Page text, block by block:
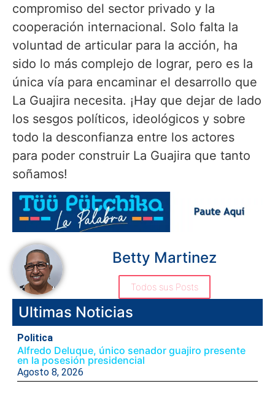
compromiso del sector privado y la
cooperación internacional. Solo falta la
voluntad de articular para la acción, ha
sido lo más complejo de lograr, pero es la
única vía para encaminar el desarrollo que
La Guajira necesita. ¡Hay que dejar de lado
los sesgos políticos, ideológicos y sobre
todo la desconfianza entre los actores
para poder construir La Guajira que tanto
soñamos!
Betty Martinez
Todos sus Posts
Ultimas Noticias
Politica
Alfredo Deluque, único senador guajiro presente
en la posesión presidencial
Agosto 8, 2026